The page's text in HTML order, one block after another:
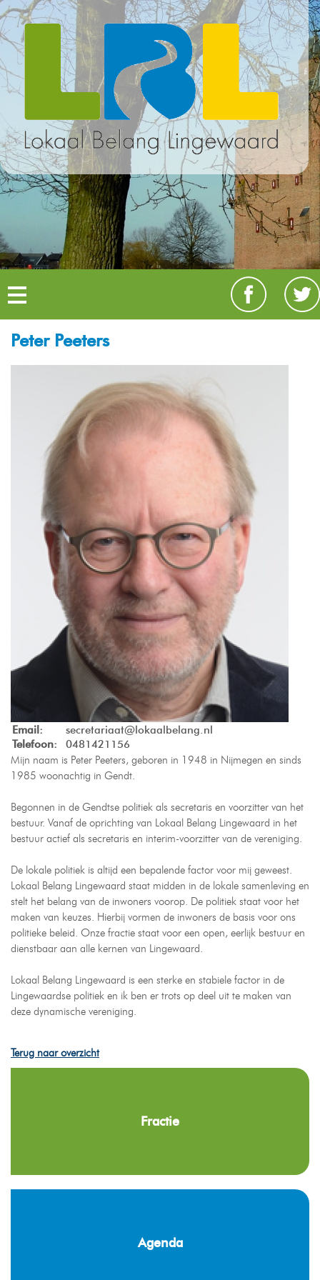
Peter Peeters
Email:
secretariaat@lokaalbelang.nl
Telefoon:
0481421156
Mijn naam is Peter Peeters, geboren in 1948 in Nijmegen en sinds
1985 woonachtig in Gendt.
Begonnen in de Gendtse politiek als secretaris en voorzitter van het
bestuur. Vanaf de oprichting van Lokaal Belang Lingewaard in het
bestuur actief als secretaris en interim-voorzitter van de vereniging.
De lokale politiek is altijd een bepalende factor voor mij geweest.
Lokaal Belang Lingewaard staat midden in de lokale samenleving en
stelt het belang van de inwoners voorop. De politiek staat voor het
maken van keuzes. Hierbij vormen de inwoners de basis voor ons
politieke beleid. Onze fractie staat voor een open, eerlijk bestuur en
dienstbaar aan alle kernen van Lingewaard.
Lokaal Belang Lingewaard is een sterke en stabiele factor in de
Lingewaardse politiek en ik ben er trots op deel uit te maken van
deze dynamische vereniging.
Terug naar overzicht
Fractie
Agenda